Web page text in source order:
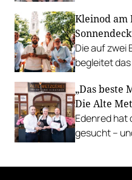
Richard
u.v.m.
Kleinod am
Die auf zwei
begleitet das
mit
„Das beste
Die Alte
Edenred hat
gesucht –